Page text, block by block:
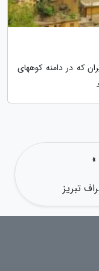
پلکانی ایران که در دامنه کوههای
»